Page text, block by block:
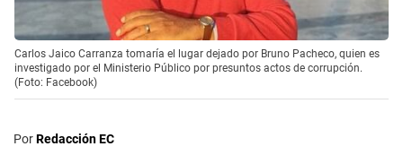
Carlos Jaico Carranza tomaría el lugar dejado por Bruno Pacheco, quien es
investigado por el Ministerio Público por presuntos actos de corrupción.
(Foto: Facebook)
PorRedacción EC